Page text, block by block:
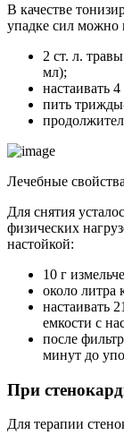
В качестве
упадке сил можно
2 ст. л.
мл);
настаивать
пить
Лечебные
Для снятия
физических
настойкой:
10 г
около литра
настаивать
емкости с
после
минут до
При
Для терапии